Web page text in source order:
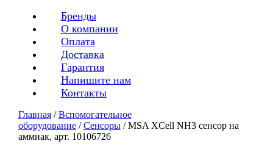
Бренды
О компании
Оплата
Доставка
Гарантия
Напишите нам
Контакты
Главная/Вспомогательное
оборудование/Сенсоры/ MSA XCell NH3 сенсор на
аммиак, арт. 10106726